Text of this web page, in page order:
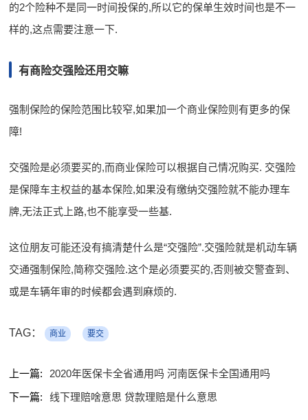
的2个险种不是同一时间投保的,所以它的保单生效时间也是不一
样的,这点需要注意一下.
有商险交强险还用交嘛
强制保险的保险范围比较窄,如果加一个商业保险则有更多的保
障!
交强险是必须要买的,而商业保险可以根据自己情况购买. 交强险
是保障车主权益的基本保险,如果没有缴纳交强险就不能办理车
牌,无法正式上路,也不能享受一些基.
这位朋友可能还没有搞清楚什么是“交强险”.交强险就是机动车辆
交通强制保险,简称交强险.这个是必须要买的,否则被交警查到、
或是车辆年审的时候都会遇到麻烦的.
TAG： 商业 要交
上一篇:
2020年医保卡全省通用吗 河南医保卡全国通用吗
下一篇:
线下理赔啥意思 贷款理赔是什么意思